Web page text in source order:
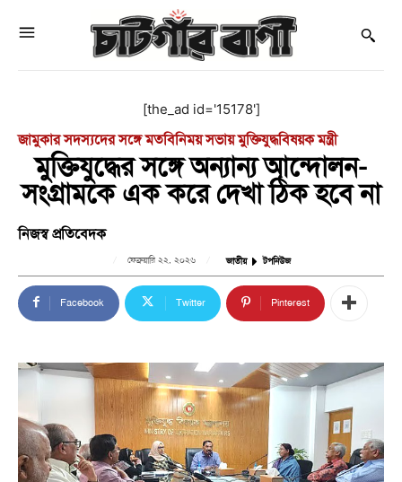
[the_ad id='15178']
জামুকার সদস্যদের সঙ্গে মতবিনিময় সভায় মুক্তিযুদ্ধবিষয়ক মন্ত্রী
মুক্তিযুদ্ধের সঙ্গে অন্যান্য আন্দোলন-
সংগ্রামকে এক করে দেখা ঠিক হবে না
নিজস্ব প্রতিবেদক
ফেব্রুয়ারি ২২, ২০২৬ জাতীয় টপনিউজ
Facebook Twitter Pinterest